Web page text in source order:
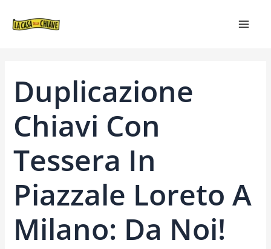
Duplicazione
Chiavi Con
Tessera In
Piazzale Loreto A
Milano: Da Noi!
ARTICOLI